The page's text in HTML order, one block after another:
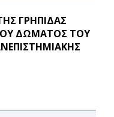
ΓΡΗΠΙΔΑΣ
ΔΩΜΑΤΟΣ ΤΟΥ